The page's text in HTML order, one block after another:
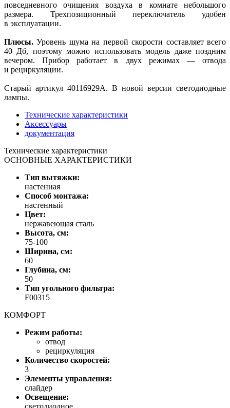
повседневного очищения воздуха в комнате небольшого
размера. Трехпозиционный переключатель удобен
в эксплуатации.
Плюсы.Уровень шума на первой скорости составляет всего
40 Дб, поэтому можно использовать модель даже поздним
вечером. Прибор работает в двух режимах — отвода
и рециркуляции.
Старый артикул 40116929A. В новой версии светодиодные
лампы.
Технические характеристики
Аксессуары
документация
Технические характеристики
ОСНОВНЫЕ ХАРАКТЕРИСТИКИ
Тип вытяжки:
настенная
Способ монтажа:
настенный
Цвет:
нержавеющая сталь
Высота, см:
75-100
Ширина, см:
60
Глубина, см:
50
Тип угольного фильтра:
F00315
КОМФОРТ
Режим работы:
отвод
рециркуляция
Количество скоростей:
3
Элементы управления:
слайдер
Освещение:
светодиодное